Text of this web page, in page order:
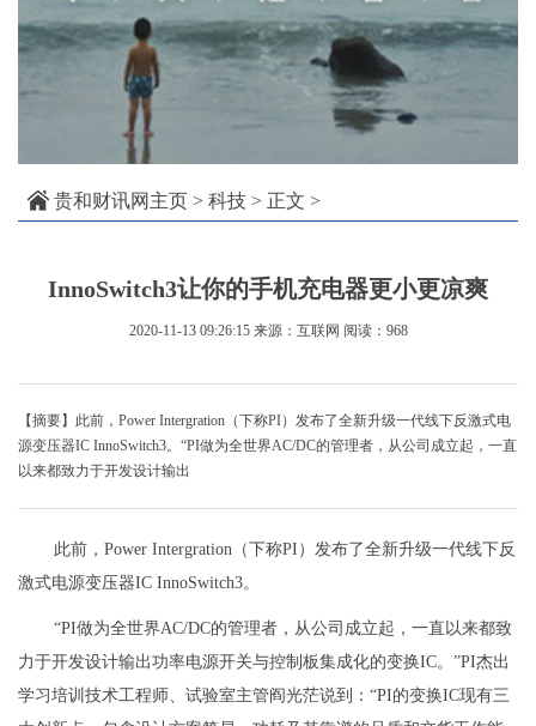
贵和财讯网主页 > 科技 > 正文 >
InnoSwitch3让你的手机充电器更小更凉爽
2020-11-13 09:26:15 来源：互联网 阅读：968
【摘要】此前，Power Intergration（下称PI）发布了全新升级一代线下反激式电
源变压器IC InnoSwitch3。“PI做为全世界AC/DC的管理者，从公司成立起，一直
以来都致力于开发设计输出
此前，Power Intergration（下称PI）发布了全新升级一代线下反
激式电源变压器IC InnoSwitch3。
“PI做为全世界AC/DC的管理者，从公司成立起，一直以来都致
力于开发设计输出功率电源开关与控制板集成化的变换IC。”PI杰出
学习培训技术工程师、试验室主管阎光茫说到：“PI的变换IC现有三